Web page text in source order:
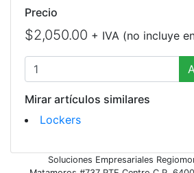
Precio
$2,050.00 + IVA (no incluye
Mirar artículos similares
Lockers
Soluciones Empresariales